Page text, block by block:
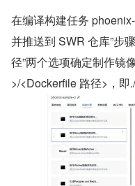
在编译构建任务
并推送到 SWR 仓库”步
径”两个选项确定制作镜
>/<Dockerfile 路径>，即